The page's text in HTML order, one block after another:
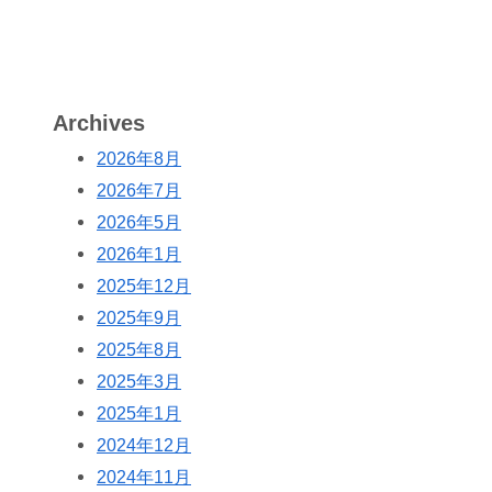
Archives
2026年8月
2026年7月
2026年5月
2026年1月
2025年12月
2025年9月
2025年8月
2025年3月
2025年1月
2024年12月
2024年11月